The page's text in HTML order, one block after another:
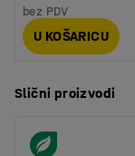
bez PDV
U KOŠARICU
Slični proizvodi